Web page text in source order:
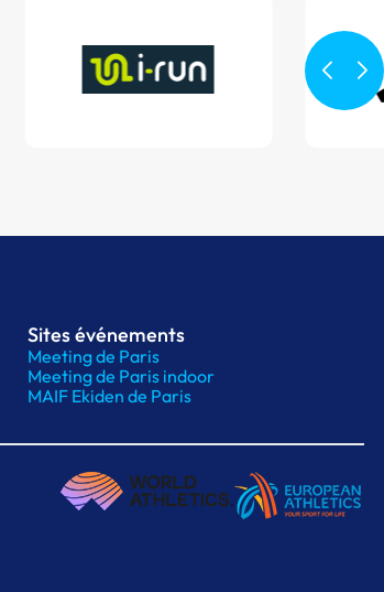
Sites événements
Meeting de Paris
Meeting de Paris indoor
MAIF Ekiden de Paris